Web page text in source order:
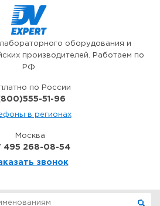
оборудования и
производителей. Работаем по
РФ
по России
51-96
в регионах
Москва
495 268-08-54
звонок